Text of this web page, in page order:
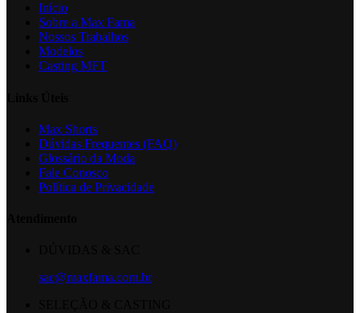
Início
Sobre a Max Fama
Nossos Trabalhos
Modelos
Casting MFT
Max Shorts
Dúvidas Frequentes (FAQ)
Glossário da Moda
Fale Conosco
Política de Privacidade
sac@maxfama.com.br